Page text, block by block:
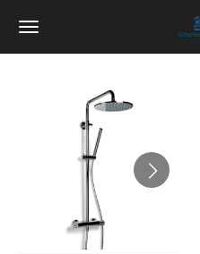
Ga
hoofdinhoud